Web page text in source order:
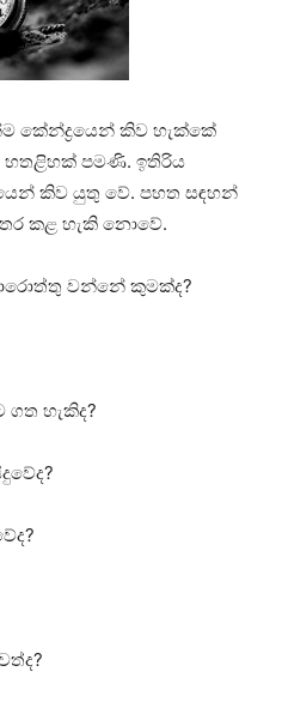
කේන්ද්‍රයෙන් කිව හැක්‌කේ
හතළිහක්‌ පමණි. ඉතිරිය
කිව යුතු වේ. පහත සඳහන්
කළ හැකි නොවේ.
වන්නේ කුමක්‌ද?
හැකිද?